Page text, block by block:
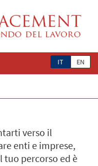
IT EN
verso il
enti e imprese,
tuo percorso ed è